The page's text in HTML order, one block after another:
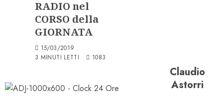
RADIO nel
CORSO della
GIORNATA
15/03/2019
3 MINUTI LETTI
1083
Claudio
Astorri